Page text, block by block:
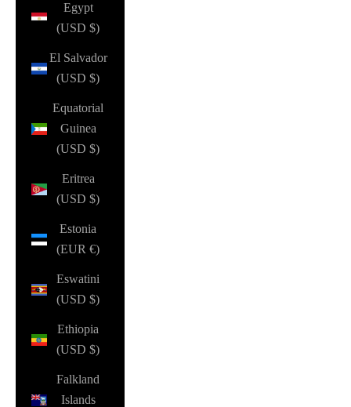
Egypt
(USD $)
El Salvador
(USD $)
Equatorial
Guinea
(USD $)
Eritrea
(USD $)
Estonia
(EUR €)
Eswatini
(USD $)
Ethiopia
(USD $)
Falkland
Islands